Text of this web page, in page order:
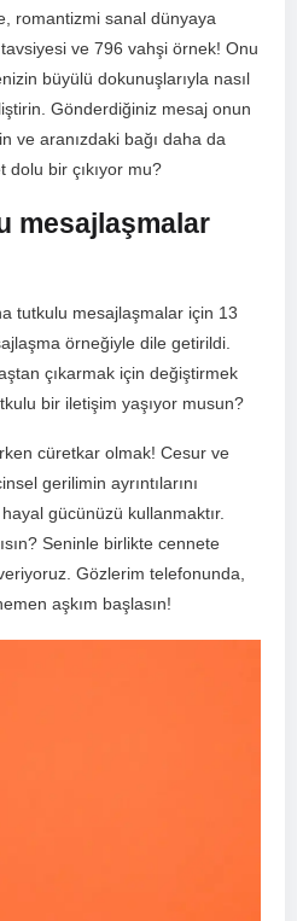
romantizmi sanal dünyaya
ve 796⁤ vahşi örnek!⁤ Onu
büyülü dokunuşlarıyla nasıl
Gönderdiğiniz mesaj onun
ve aranızdaki bağı daha da
⁢dolu bir çıkıyor mu?
mesajlaşmalar
‌tutkulu mesajlaşmalar için 13⁣
örneğiyle dile getirildi.‌
çıkarmak için değiştirmek
bir iletişim yaşıyor musun?
cüretkar olmak! Cesur ve
gerilimin ayrıntılarını
gücünüzü kullanmaktır.
Seninle birlikte cennete
Gözlerim telefonunda,
aşkım başlasın!